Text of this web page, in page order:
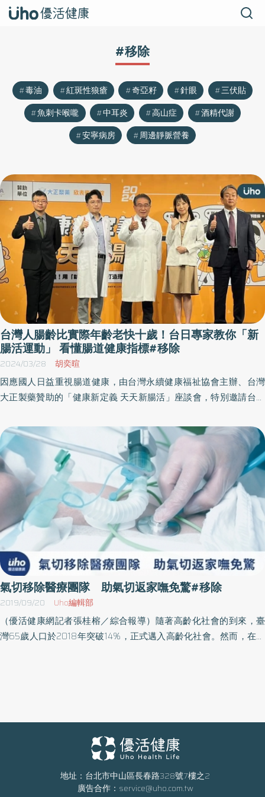
#移除
毒油 紅斑性狼瘡 奇亞籽 針眼
三伏貼
魚刺卡喉嚨
中耳炎 高山症
酒精代謝
安寧病房
周邊靜脈營養
台灣人腸齡比實際年齡老快十歲！台日專家教你「新
腸活運動」 看懂腸道健康指標#移除
2024/03/28 胡奕暄
因應國人日益重視腸道健康，由台灣永續健康福祉協會主辦、台灣
大正製藥贊助的「健康新定義 天天新腸活」座談會，特別邀請台日
辨野義己博士表示，腸道健康跟身體狀況息息相關，腸齡越高大腦
跟肌膚的衰老程度越高，因此照顧好腸道百利而無一害；江坤俊醫
師指出，相較於日本，台灣外食比例偏高，在實踐腸活中需要在外
食攝取上做好把關。 台灣永續健康福祉協會首席顧問陳佳煌博士表
示：國人因工作繁忙、長期久坐，以及飲食失調等生活習慣，腸道
壓力增大，造成便秘、腸脹氣、腸發炎、免疫下滑等不適症狀。因
此特邀請來自日本研究腸道細菌的腸活專家辨野義己博士，以及敏
盛醫院江坤俊副院長、高韻均營養師，共同分享腸活秘訣。 在日本
蔚為風潮的「腸活」是什麼？ 近年來多項研究指出，因腸道與大腦
之間存在頻繁的雙向連結，故只要維持腸道菌叢健康，就能進一步
改善身心平衡。而日本的「腸活」概念，正是推廣從改善飲食習
慣、重視營養攝取及日常規律運動等方法著手，讓維持腸道環境也
同時也能整頓人體健康，達到增加免疫力、增強抗壓性、促進新陳
代謝、打造美肌等功效。協會指出，考慮到台日文化、生活習慣差
異，希望透過台日健康專家們的交流，找出適合國人日常執行的
操不僅幫助刺激腹部肌群，更能促進腸道蠕動。 世界級腸活權威
「辨野博士」：告訴你事半功倍的腸活撇步 本次活動邀請到專攻
「腸道細菌的分類與生態」，獲得無數醫學獎的世界級腸活權威辨
問題，造成腸道環境紊亂，受腸道引發各種健康問題所困的人，已
氣切移除醫療團隊 助氣切返家嘸免驚#移除
2019/09/20 Uho編輯部
（優活健康網記者張桂榕／綜合報導）隨著高齡化社會的到來，臺
灣65歲人口於2018年突破14%，正式邁入高齡化社會。然而，在長
部外傷，術後因急性呼吸衰竭而無法自主呼吸，需要施行氣管內插
管（也就是把一根氣管內管，經由病人的口腔或鼻腔，穿過咽喉與
聲門，放入氣管深處，接上呼吸器，協助病人呼吸）。當時，吳先
生因無法在短時間之內順利脫離呼吸器，故進行氣切造口手術放置
地址：台北市中山區長春路328號7樓之2
廣告合作： service@uho.com.tw